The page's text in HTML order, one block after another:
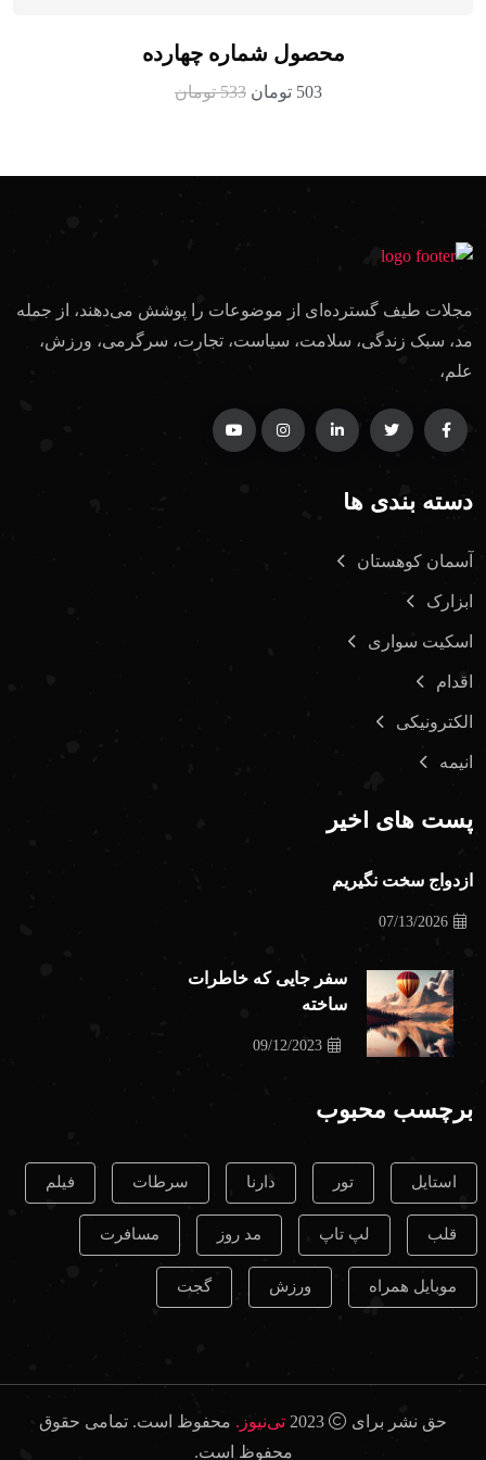
محصول شماره چهارده
503 تومان 533 تومان
مجلات طیف گسترده‌ای از موضوعات را پوشش می‌دهند، از جمله
مد، سبک زندگی، سلامت، سیاست، تجارت، سرگرمی، ورزش،
علم،
دسته بندی ها
آسمان کوهستان
ابزارک
اسکیت سواری
اقدام
الکترونیکی
انیمه
پست های اخیر
ازدواج سخت نگیریم
07/13/2026
سفر جایی که خاطرات
ساخته
09/12/2023
برچسب محبوب
استایل تور دارنا سرطات فیلم
قلب لپ تاپ مد روز مسافرت
موبایل همراه ورزش گجت
حق نشر برای تی‌نیوز. محفوظ است. تمامی حقوق
محفوظ است.